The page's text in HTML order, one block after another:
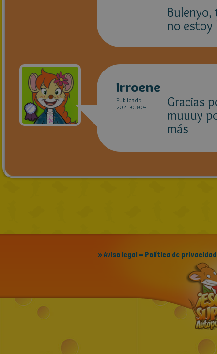
no estoy
Irroene
Publicado
2021-03-04
Gracias
muuuy
más
» Aviso legal - Política de privacidad